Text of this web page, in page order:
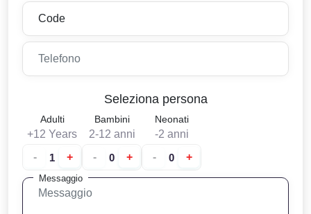
Seleziona persona
Adulti
+12 Years
-
+
Bambini
2-12 anni
-
+
Neonati
-2 anni
-
+
Messaggio